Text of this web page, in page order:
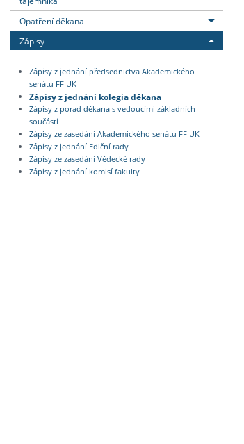
Opatření děkana
Zápisy
Zápisy z jednání předsednictva Akademického
senátu FF UK
Zápisy z jednání kolegia děkana
Zápisy z porad děkana s vedoucími základních
součástí
Zápisy ze zasedání Akademického senátu FF UK
Zápisy z jednání Ediční rady
Zápisy ze zasedání Vědecké rady
Zápisy z jednání komisí fakulty